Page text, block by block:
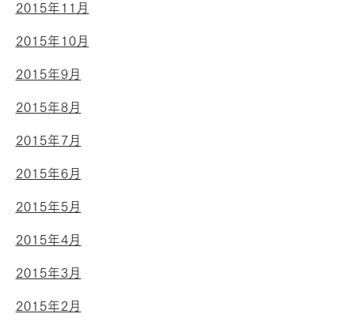
2015年11月
2015年10月
2015年9月
2015年8月
2015年7月
2015年6月
2015年5月
2015年4月
2015年3月
2015年2月